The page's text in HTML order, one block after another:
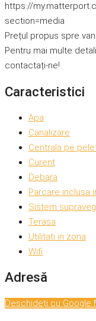
https://
section=media
Prețul propus spre
Pentru mai multe
contactați-ne!
Caracteristici
Apa
Canalizare
Centrala pe
Curent
Debara
Parcare inclusa
Sistem
Terasa
Utilitati in zona
Wifi
Adresă
Deschideți cu Google